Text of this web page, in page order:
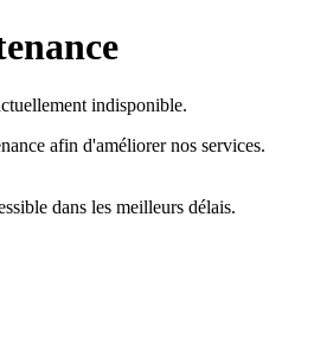
indisponible.
afin d'améliorer nos services.
dans les meilleurs délais.